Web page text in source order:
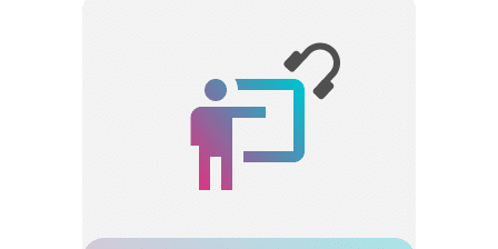
آموزش اختصاصی
تیم پشتیبانی فنی ما سال ها تجربه در رابطه با پروژه
های CFD دارد. تیم فنی شرکت پردازشگران مهر به شما
کمک می کند تا پروژه های CFD مورد نظر خود را با